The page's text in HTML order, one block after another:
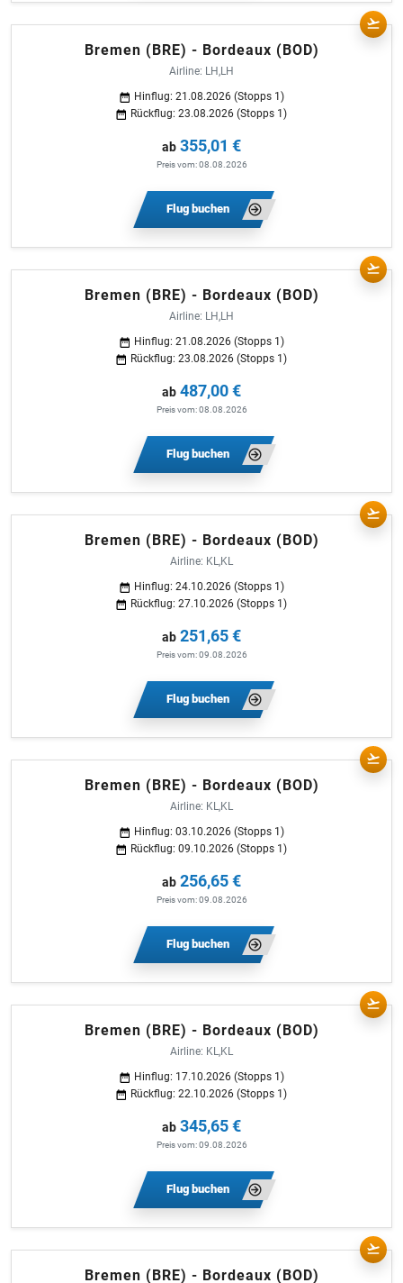
Bremen (BRE) - Bordeaux (BOD)
Airline: LH,LH
Hinflug: 21.08.2026 (Stopps 1)
Rückflug: 23.08.2026 (Stopps 1)
ab 355,01 €
Preis vom: 08.08.2026
Flug buchen
Bremen (BRE) - Bordeaux (BOD)
Airline: LH,LH
Hinflug: 21.08.2026 (Stopps 1)
Rückflug: 23.08.2026 (Stopps 1)
ab 487,00 €
Preis vom: 08.08.2026
Flug buchen
Bremen (BRE) - Bordeaux (BOD)
Airline: KL,KL
Hinflug: 24.10.2026 (Stopps 1)
Rückflug: 27.10.2026 (Stopps 1)
ab 251,65 €
Preis vom: 09.08.2026
Flug buchen
Bremen (BRE) - Bordeaux (BOD)
Airline: KL,KL
Hinflug: 03.10.2026 (Stopps 1)
Rückflug: 09.10.2026 (Stopps 1)
ab 256,65 €
Preis vom: 09.08.2026
Flug buchen
Bremen (BRE) - Bordeaux (BOD)
Airline: KL,KL
Hinflug: 17.10.2026 (Stopps 1)
Rückflug: 22.10.2026 (Stopps 1)
ab 345,65 €
Preis vom: 09.08.2026
Flug buchen
Bremen (BRE) - Bordeaux (BOD)